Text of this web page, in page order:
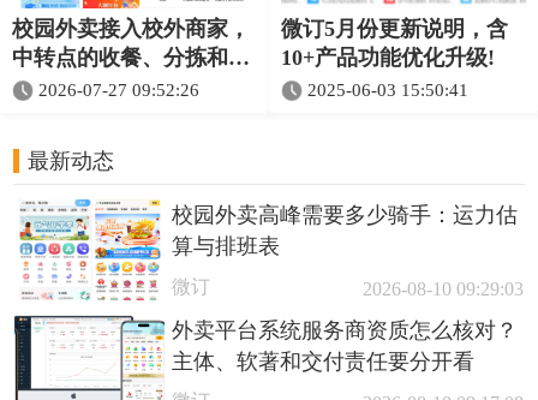
校园外卖接入校外商家，
中转点的收餐、分拣和交
接规则怎么定？
2026-07-27 09:52:26
微订5月份更新说明，含
10+产品功能优化升级!
2025-06-03 15:50:41
最新动态
校园外卖高峰需要多少骑手：运力估
算与排班表
微订 2026-08-10 09:29:03
外卖平台系统服务商资质怎么核对？
主体、软著和交付责任要分开看